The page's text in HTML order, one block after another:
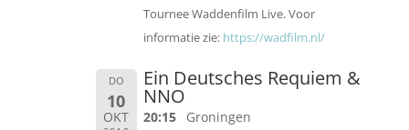
Tournee Waddenfilm Live. Voor
informatie zie: https://wadfilm.nl/
DO
10
OKT
Ein Deutsches Requiem &
NNO
20:15 Groningen